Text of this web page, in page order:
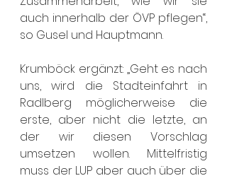
auch innerhalb der ÖVP pflegen“,
so Gusel und Hauptmann.
Krumböck ergänzt: „Geht es nach
uns, wird die Stadteinfahrt in
Radlberg möglicherweise die
erste, aber nicht die letzte, an
der wir diesen Vorschlag
umsetzen wollen. Mittelfristig
muss der LUP aber auch über die